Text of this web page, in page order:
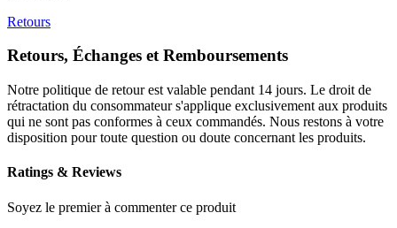
Retours
Retours, Échanges et Remboursements
Notre politique de retour est valable pendant 14 jours. Le droit de
rétractation du consommateur s'applique exclusivement aux produits
qui ne sont pas conformes à ceux commandés. Nous restons à votre
disposition pour toute question ou doute concernant les produits.
Ratings & Reviews
Soyez le premier à commenter ce produit